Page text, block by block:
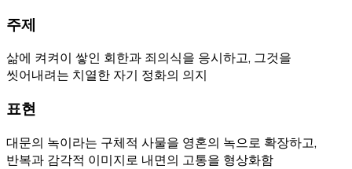
주제
삶에 켜켜이 쌓인 회한과 죄의식을 응시하고, 그것을
씻어내려는 치열한 자기 정화의 의지
표현
대문의 녹이라는 구체적 사물을 영혼의 녹으로 확장하고,
반복과 감각적 이미지로 내면의 고통을 형상화함